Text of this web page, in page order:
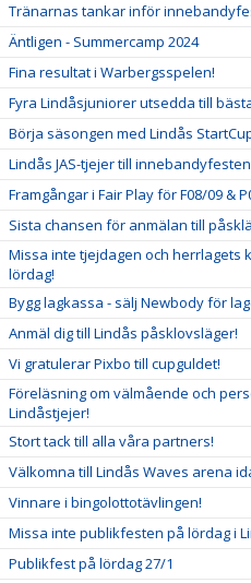
Tränarnas tankar inför
Äntligen - Summercamp 2024
Fina resultat i Warbergsspelen!
Fyra Lindåsjuniorer utsedda till
Börja säsongen med Lindås
Lindås JAS-tjejer till
Framgångar i Fair Play för F08/09 &
Sista chansen för anmälan till
Missa inte tjejdagen och herrlagets
lördag!
Bygg lagkassa - sälj Newbody för
Anmäl dig till Lindås påsklovsläger!
Vi gratulerar Pixbo till cupguldet!
Föreläsning om välmående och
Lindåstjejer!
Stort tack till alla våra partners!
Välkomna till Lindås Waves arena
Vinnare i bingolottotävlingen!
Missa inte publikfesten på lördag i
Publikfest på lördag 27/1